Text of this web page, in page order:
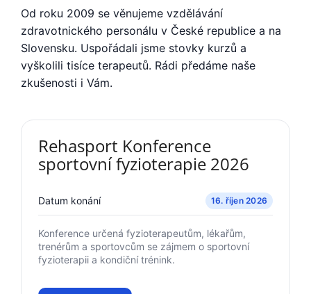
Od roku 2009 se věnujeme vzdělávání
zdravotnického personálu v České republice a na
Slovensku. Uspořádali jsme stovky kurzů a
vyškolili tisíce terapeutů. Rádi předáme naše
zkušenosti i Vám.
Rehasport Konference
sportovní fyzioterapie 2026
Datum konání 16. říjen 2026
Konference určená fyzioterapeutům, lékařům,
trenérům a sportovcům se zájmem o sportovní
fyzioterapii a kondiční trénink.